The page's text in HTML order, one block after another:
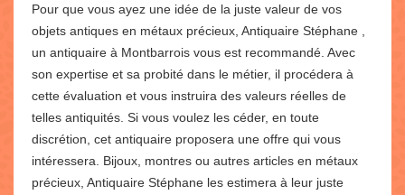
Pour que vous ayez une idée de la juste valeur de vos
objets antiques en métaux précieux, Antiquaire Stéphane ,
un antiquaire à Montbarrois vous est recommandé. Avec
son expertise et sa probité dans le métier, il procédera à
cette évaluation et vous instruira des valeurs réelles de
telles antiquités. Si vous voulez les céder, en toute
discrétion, cet antiquaire proposera une offre qui vous
intéressera. Bijoux, montres ou autres articles en métaux
précieux, Antiquaire Stéphane les estimera à leur juste